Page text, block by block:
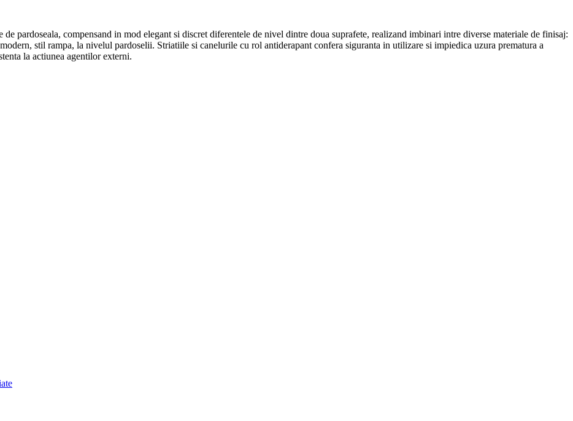
pardoseala, compensand in mod elegant si discret diferentele de nivel dintre doua suprafete, realizand imbinari intre diverse materiale de finisaj:
stil rampa, la nivelul pardoselii. Striatiile si canelurile cu rol antiderapant confera siguranta in utilizare si impiedica uzura prematura a
la actiunea agentilor externi.